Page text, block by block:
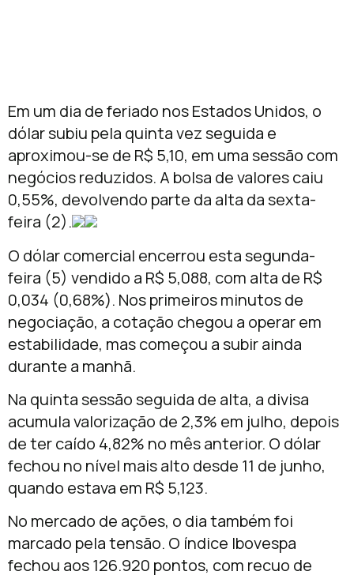
Em um dia de feriado nos Estados Unidos, o
dólar subiu pela quinta vez seguida e
aproximou-se de R$ 5,10, em uma sessão com
negócios reduzidos. A bolsa de valores caiu
0,55%, devolvendo parte da alta da sexta-
feira (2).
O dólar comercial encerrou esta segunda-
feira (5) vendido a R$ 5,088, com alta de R$
0,034 (0,68%). Nos primeiros minutos de
negociação, a cotação chegou a operar em
estabilidade, mas começou a subir ainda
durante a manhã.
Na quinta sessão seguida de alta, a divisa
acumula valorização de 2,3% em julho, depois
de ter caído 4,82% no mês anterior. O dólar
fechou no nível mais alto desde 11 de junho,
quando estava em R$ 5,123.
No mercado de ações, o dia também foi
marcado pela tensão. O índice Ibovespa
fechou aos 126.920 pontos, com recuo de